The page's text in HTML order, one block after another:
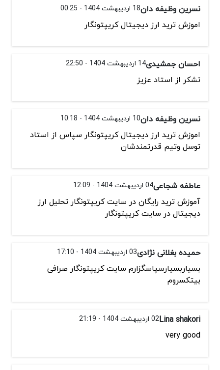
نسرین وظیفه دان18 اردیبهشت 1404 - 00:25
اموزش ترید ارز دیجیتال کریپتونگار
احسان جمشیدی14 اردیبهشت 1404 - 22:50
تشکر از استاد عزیز
نسرین وظیفه دان10 اردیبهشت 1404 - 10:18
اموزش ترید ارز دیجیتال کریپتونگار سپاس از استاد
توسل وتیم قدرتمندشان
عاطفه شجاعی04 اردیبهشت 1404 - 12:09
آموزش ترید رایگان در سایت کریپتونگار تحلیل ارز
دیجیتال در سایت کریپتونگار
حمیده بغلانی نژادی03 اردیبهشت 1404 - 17:10
بسیاربسیارسپاسگزارم سایت کریپتونگار صرافی
بیتکسروم
Lina shakori02 اردیبهشت 1404 - 21:19
very good